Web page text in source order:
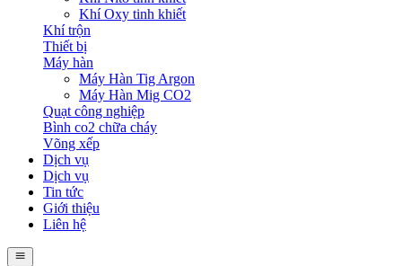
Khí Oxy tinh khiết
Khí trộn
Thiết bị
Máy hàn
Máy Hàn Tig Argon
Máy Hàn Mig CO2
Quạt công nghiệp
Bình co2 chữa cháy
Võng xếp
Dịch vụ
Dịch vụ
Tin tức
Giới thiệu
Liên hệ